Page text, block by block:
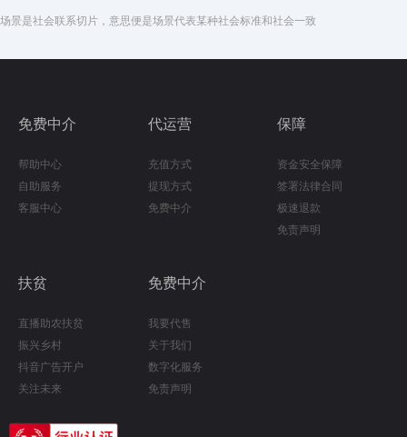
场景是社会联系切片，意思便是场景代表某种社会标准和社会一致
免费中介
帮助中心
自助服务
客服中心
代运营
充值方式
提现方式
免费中介
保障
资金安全保障
签署法律合同
极速退款
免责声明
扶贫
直播助农扶贫
振兴乡村
抖音广告开户
关注未来
免费中介
我要代售
关于我们
数字化服务
免责声明